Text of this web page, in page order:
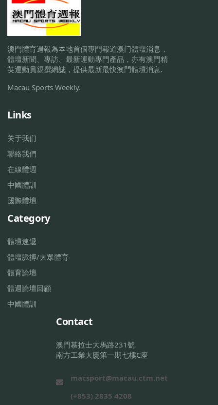
澳門體育週報為本地首個專門報道澳门體壇消息，
體壇新聞、專訪、最新運動專門產品，亦有澳門精
英運動員親撰網誌，提供最新最快澳門體壇消息.
Macau Sports Weekly.
Links
关于我们
聯絡我們
在線體週
中國體訓
國際體壇
Category
體壇速遞
體壇脈搏/大眾體育
體育論壇
體週論壇回顧
中國體訓
Contact
澳門慕拉士大馬路231號
南方工業大廈第一期七樓C座
macsport@macau.ctm.net
(+853) 2835 4208